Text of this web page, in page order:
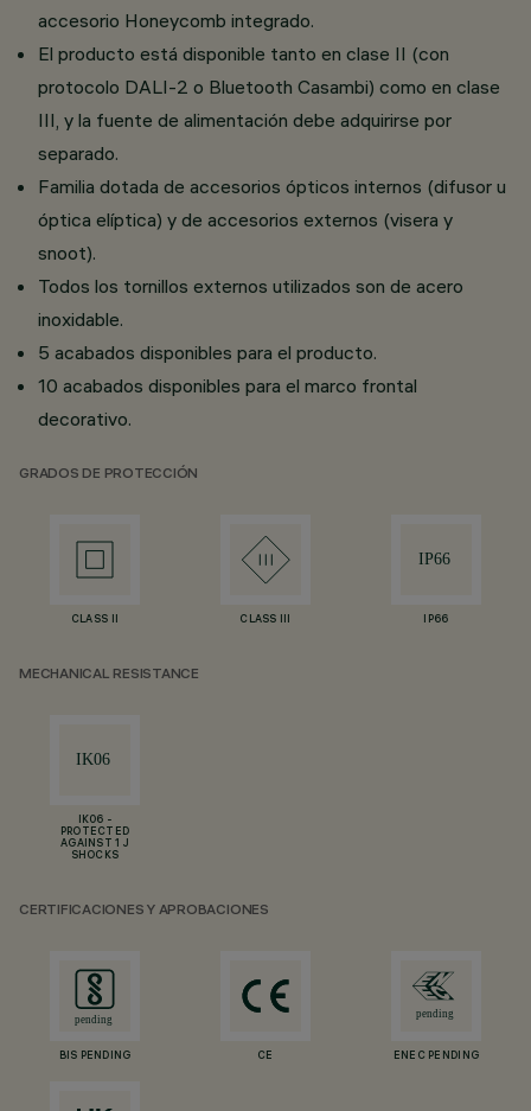
accesorio Honeycomb integrado.
El producto está disponible tanto en clase II (con
protocolo DALI-2 o Bluetooth Casambi) como en clase
III, y la fuente de alimentación debe adquirirse por
separado.
Familia dotada de accesorios ópticos internos (difusor u
óptica elíptica) y de accesorios externos (visera y
snoot).
Todos los tornillos externos utilizados son de acero
inoxidable.
5 acabados disponibles para el producto.
10 acabados disponibles para el marco frontal
decorativo.
GRADOS DE PROTECCIÓN
CLASS II CLASS III IP66
MECHANICAL RESISTANCE
IK06 -
PROTECTED
AGAINST 1 J
SHOCKS
CERTIFICACIONES Y APROBACIONES
BIS PENDING CE ENEC PENDING